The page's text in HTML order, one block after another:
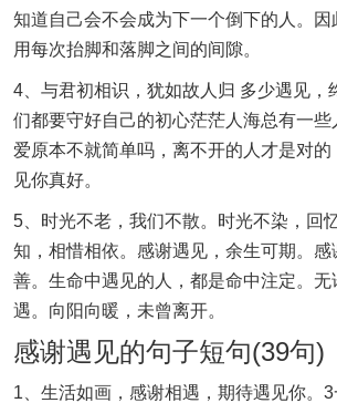
知道自己会不会成为下一个倒下的人。因
用每次抬脚和落脚之间的间隙。
4、与君初相识，犹如故人归 多少遇见，
们都要守好自己的初心茫茫人海总有一些
爱原本不就简单吗，离不开的人才是对
见你真好。
5、时光不老，我们不散。时光不染，回
知，相惜相依。感谢遇见，余生可期。感
善。生命中遇见的人，都是命中注定。无
遇。向阳向暖，未曾离开。
感谢遇见的句子短句(39句)
1、生活如画，感谢相遇，期待遇见你。